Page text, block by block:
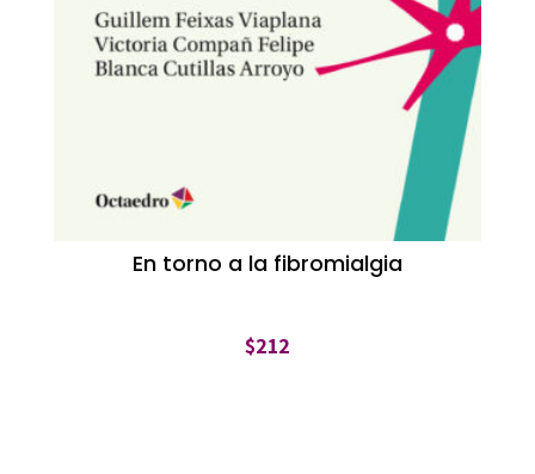
En torno a la fibromialgia
$212